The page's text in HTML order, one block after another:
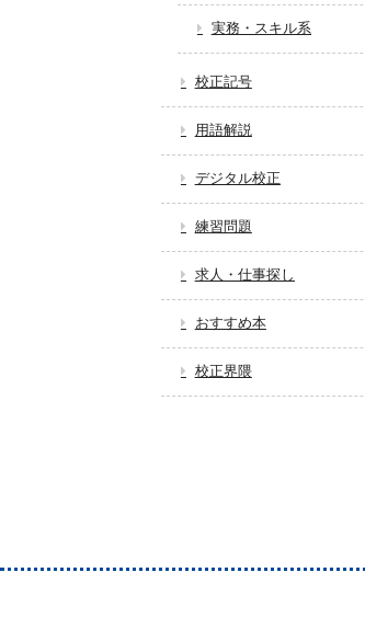
実務・スキル系
校正記号
用語解説
デジタル校正
練習問題
求人・仕事探し
おすすめ本
校正界隈